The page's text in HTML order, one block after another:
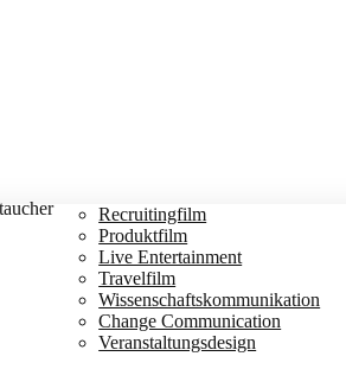
Recruitingfilm
Produktfilm
Live Entertainment
Travelfilm
Wissenschaftskommunikation
Change Communication
Veranstaltungsdesign